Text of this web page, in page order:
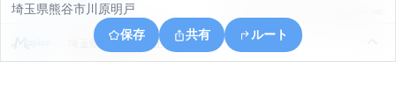
埼玉県熊谷市川原明戸
保存
共有 ルート
埼玉県熊谷市大麻生